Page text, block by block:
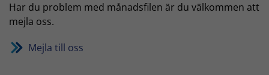
Har du problem med månadsfilen är du välkommen att
mejla oss.
Mejla till oss